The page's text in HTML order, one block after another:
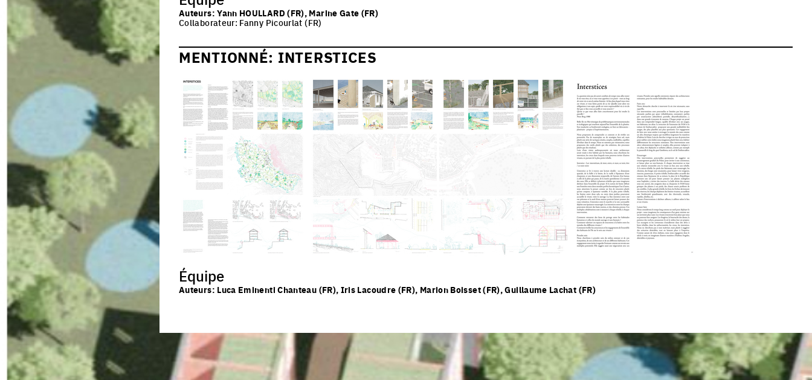
Auteurs: Yann HOULLARD (FR), Marine Gate (FR)
Collaborateur: Fanny Picourlat (FR)
MENTIONNÉ: INTERSTICES
Équipe
Auteurs: Luca Eminenti Chanteau (FR), Iris Lacoudre (FR), Marion Boisset (FR), Guillaume Lachat (FR)